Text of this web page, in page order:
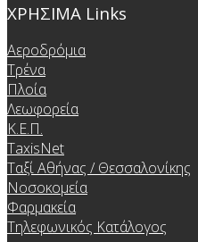
ΧΡΗΣΙΜΑ Links
Αεροδρόμια
Τρένα
Πλοία
Λεωφορεία
Κ.Ε.Π.
TaxisNet
Ταξί Αθήνας / Θεσσαλονίκης
Νοσοκομεία
Φαρμακεία
Τηλεφωνικός Κατάλογος